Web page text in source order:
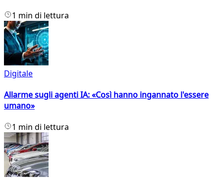
1 min di lettura
Digitale
Allarme sugli agenti IA: «Così hanno ingannato l'essere
umano»
1 min di lettura